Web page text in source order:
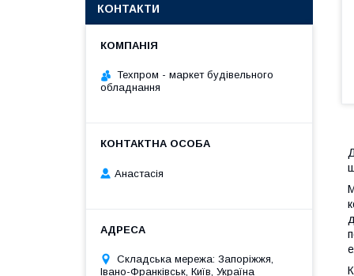
КОНТАКТИ
Техпром - маркет будівельного
обладнання
Анастасія
Складська мережа: Запоріжжя,
Івано-Франківськ, Київ, Україна